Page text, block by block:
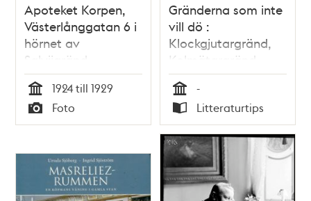
Apoteket Korpen,
Västerlånggatan 6 i
hörnet av
Salviigränd
Tid
1924 till 1929
Typ
Foto
Gränderna som inte
vill dö :
Klockgjutargränd,
Kolmätargränd,
Stenbastugränd,
Salviigränd
Tid
-
Typ
Litteraturtips